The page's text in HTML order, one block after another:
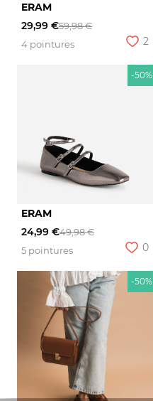
ERAM
29,99 €59,98 €
4 pointures
2
-50%
ERAM
24,99 €49,98 €
5 pointures
0
-50%